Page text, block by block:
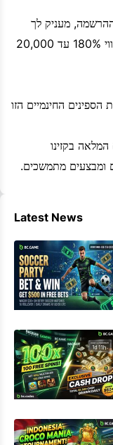
מעניק לך
גישה להצעת השחקנים החדשים המלאה, בשווי 180% עד 20,000
החינמיים הזו
בקזינו
Latest News